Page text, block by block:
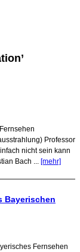
Professor
nicht sein kann
Bach ... [mehr]
Bayerischen
Fernsehen